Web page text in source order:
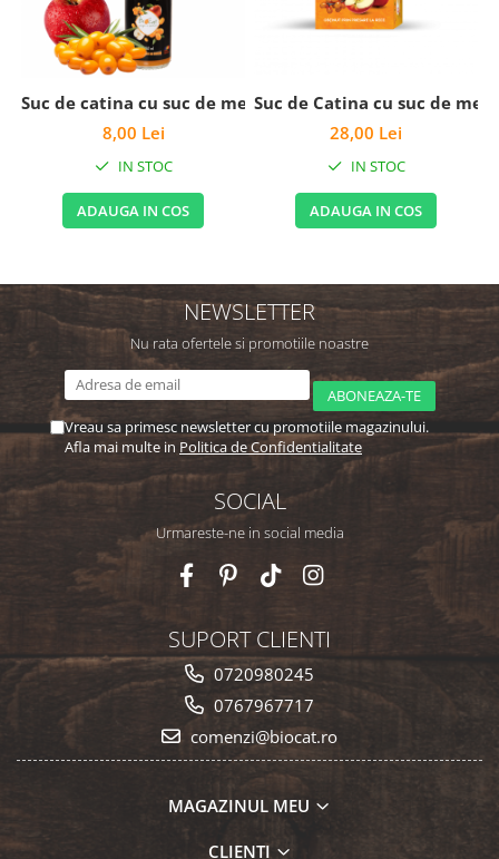
Suc de catina cu suc de mere 330 ml
8,00 Lei
IN STOC
ADAUGA IN COS
Suc de Catina cu suc de
28,00 Lei
IN STOC
ADAUGA IN COS
NEWSLETTER
Nu rata ofertele si promotiile noastre
Vreau sa primesc newsletter cu promotiile magazinului.
Afla mai multe in Politica de Confidentialitate
SOCIAL
Urmareste-ne in social media
SUPORT CLIENTI
0720980245
0767967717
comenzi@biocat.ro
MAGAZINUL MEU
CLIENTI